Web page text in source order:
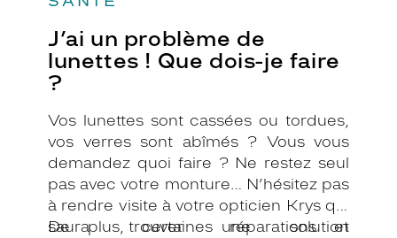
J’ai un problème de
lunettes ! Que dois-je faire
?
Vos lunettes sont cassées ou tordues,
vos verres sont abîmés ? Vous vous
demandez quoi faire ? Ne restez seul
pas avec votre monture… N’hésitez pas
à rendre visite à votre opticien Krys qui
saura trouver une solution
De plus, certaines réparations et